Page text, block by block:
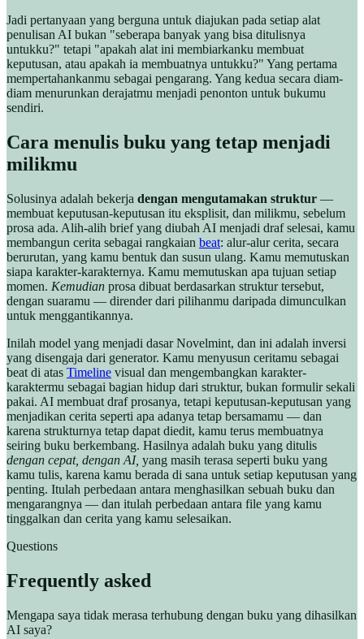
Jadi pertanyaan yang berguna untuk diajukan pada setiap alat
penulisan AI bukan "seberapa banyak yang bisa ditulisnya
untukku?" tetapi "apakah alat ini membiarkanku membuat
keputusan, atau apakah ia membuatnya untukku?" Yang pertama
mempertahankanmu sebagai pengarang. Yang kedua secara diam-
diam menurunkan derajatmu menjadi penonton untuk bukumu
sendiri.
Cara menulis buku yang tetap menjadi
milikmu
Solusinya adalah bekerja dengan mengutamakan struktur —
membuat keputusan-keputusan itu eksplisit, dan milikmu, sebelum
prosa ada. Alih-alih brief yang diubah AI menjadi draf selesai, kamu
membangun cerita sebagai rangkaian beat: alur-alur cerita, secara
berurutan, yang kamu bentuk dan susun ulang. Kamu memutuskan
siapa karakter-karakternya. Kamu memutuskan apa tujuan setiap
momen. Kemudian prosa dibuat berdasarkan struktur tersebut,
dengan suaramu — dirender dari pilihanmu daripada dimunculkan
untuk menggantikannya.
Inilah model yang menjadi dasar Novelmint, dan ini adalah inversi
yang disengaja dari generator. Kamu menyusun ceritamu sebagai
beat di atas Timeline visual dan mengembangkan karakter-
karaktermu sebagai bagian hidup dari struktur, bukan formulir sekali
pakai. AI membuat draf prosanya, tetapi keputusan-keputusan yang
menjadikan cerita seperti apa adanya tetap bersamamu — dan
karena strukturnya tetap dapat diedit, kamu terus membuatnya
seiring buku berkembang. Hasilnya adalah buku yang ditulis
dengan cepat, dengan AI, yang masih terasa seperti buku yang
kamu tulis, karena kamu berada di sana untuk setiap keputusan yang
penting. Itulah perbedaan antara menghasilkan sebuah buku dan
mengarangnya — dan itulah perbedaan antara file yang kamu
tinggalkan dan cerita yang kamu selesaikan.
Questions
Frequently asked
Mengapa saya tidak merasa terhubung dengan buku yang dihasilkan
AI saya?